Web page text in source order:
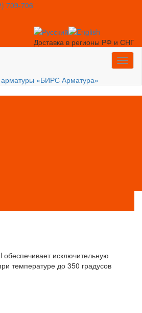
709-706
Доставка в регионы РФ и СНГ
исключительную
температуре до 350 градусов